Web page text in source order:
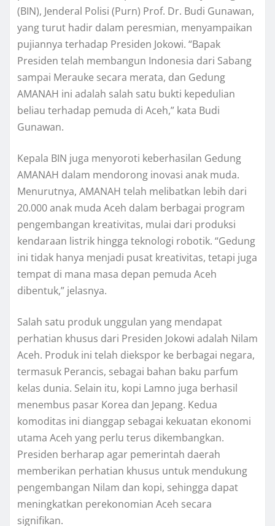
(BIN), Jenderal Polisi (Purn) Prof. Dr. Budi Gunawan,
yang turut hadir dalam peresmian, menyampaikan
pujiannya terhadap Presiden Jokowi. “Bapak
Presiden telah membangun Indonesia dari Sabang
sampai Merauke secara merata, dan Gedung
AMANAH ini adalah salah satu bukti kepedulian
beliau terhadap pemuda di Aceh,” kata Budi
Gunawan.
Kepala BIN juga menyoroti keberhasilan Gedung
AMANAH dalam mendorong inovasi anak muda.
Menurutnya, AMANAH telah melibatkan lebih dari
20.000 anak muda Aceh dalam berbagai program
pengembangan kreativitas, mulai dari produksi
kendaraan listrik hingga teknologi robotik. “Gedung
ini tidak hanya menjadi pusat kreativitas, tetapi juga
tempat di mana masa depan pemuda Aceh
dibentuk,” jelasnya.
Salah satu produk unggulan yang mendapat
perhatian khusus dari Presiden Jokowi adalah Nilam
Aceh. Produk ini telah diekspor ke berbagai negara,
termasuk Perancis, sebagai bahan baku parfum
kelas dunia. Selain itu, kopi Lamno juga berhasil
menembus pasar Korea dan Jepang. Kedua
komoditas ini dianggap sebagai kekuatan ekonomi
utama Aceh yang perlu terus dikembangkan.
Presiden berharap agar pemerintah daerah
memberikan perhatian khusus untuk mendukung
pengembangan Nilam dan kopi, sehingga dapat
meningkatkan perekonomian Aceh secara
signifikan.